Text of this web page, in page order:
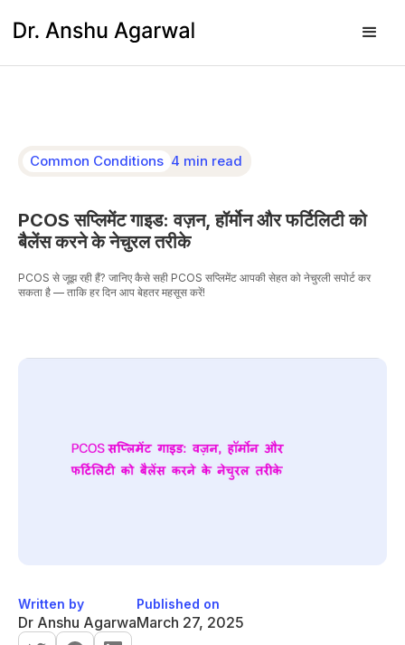
Common Conditions 4 min read
PCOS सप्लिमेंट गाइड: वज़न, हॉर्मोन और फर्टिलिटी को
बैलेंस करने के नेचुरल तरीके
PCOS से जूझ रही हैं? जानिए कैसे सही PCOS सप्लिमेंट आपकी सेहत को नेचुरली सपोर्ट कर
सकता है — ताकि हर दिन आप बेहतर महसूस करें!
Written by
Dr Anshu Agarwa
Published on
March 27, 2025